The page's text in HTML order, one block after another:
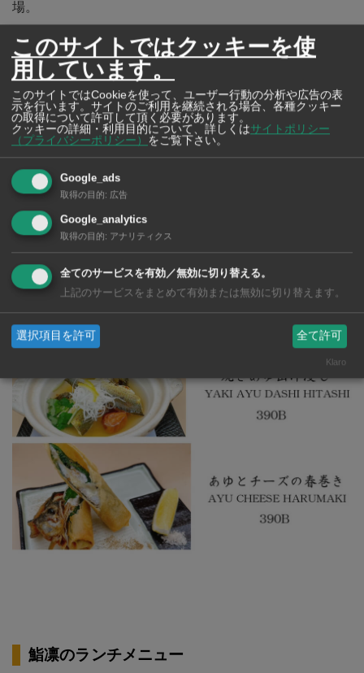
場。
旬の鮎はこの時期にしか出会えないので見逃せない。
鮨凛のランチメニュー
このサイトではクッキーを使
用しています。
このサイトではCookieを使って、ユーザー行動の分析や広告の表
示を行います。サイトのご利用を継続される場合、各種クッキー
の取得について許可して頂く必要があります。
クッキーの詳細・利用目的について、詳しくはサイトポリシー
（プライバシーポリシー）
をご覧下さい。
Google_ads
取得の目的: 広告
Google_analytics
取得の目的: アナリティクス
全てのサービスを有効／無効に切り替える。
上記のサービスをまとめて有効または無効に切り替えます。
選択項目を許可 全て許可
Klaro